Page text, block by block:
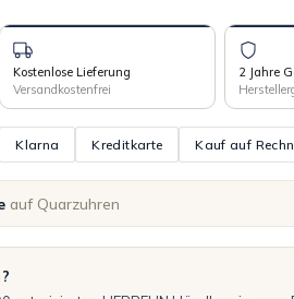
Kostenlose Lieferung
Versandkostenfrei
2 Jahre
Klarna Kreditkarte Kauf auf
auf Quarzuhren